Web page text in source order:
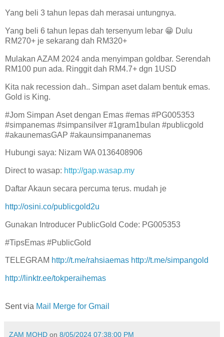
Yang beli 3 tahun lepas dah merasai untungnya.
Yang beli 6 tahun lepas dah tersenyum lebar 😁 Dulu
RM270+ je sekarang dah RM320+
Mulakan AZAM 2024 anda menyimpan goldbar. Serendah
RM100 pun ada. Ringgit dah RM4.7+ dgn 1USD
Kita nak recession dah.. Simpan aset dalam bentuk emas.
Gold is King.
#Jom Simpan Aset dengan Emas #emas #PG005353
#simpanemas #simpansilver #1gram1bulan #publicgold
#akaunemasGAP #akaunsimpananemas
Hubungi saya: Nizam WA 0136408906
Direct to wasap: http://gap.wasap.my
Daftar Akaun secara percuma terus. mudah je
http://osini.co/publicgold2u
Gunakan Introducer PublicGold Code: PG005353
#TipsEmas #PublicGold
TELEGRAM http://t.me/rahsiaemas http://t.me/simpangold
http://linktr.ee/tokperaihemas
Sent via Mail Merge for Gmail
ZAM MOHD on 8/05/2024 07:38:00 PM